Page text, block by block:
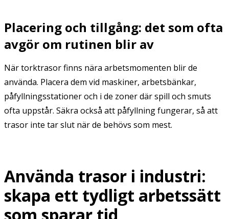
Placering och tillgång: det som ofta
avgör om rutinen blir av
När torktrasor finns nära arbetsmomenten blir de
använda. Placera dem vid maskiner, arbetsbänkar,
påfyllningsstationer och i de zoner där spill och smuts
ofta uppstår. Säkra också att påfyllning fungerar, så att
trasor inte tar slut när de behövs som mest.
Använda trasor i industri:
skapa ett tydligt arbetssätt